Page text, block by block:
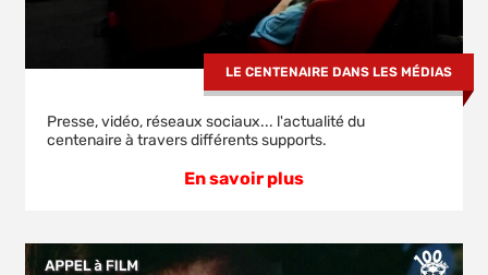
LE CENTENAIRE DANS LES MÉDIAS
Presse, vidéo, réseaux sociaux... l'actualité du
centenaire à travers différents supports.
En savoir plus